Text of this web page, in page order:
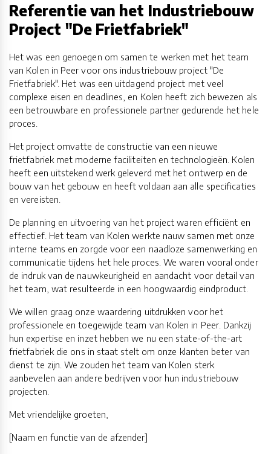
Referentie van het Industriebouw
Project "De Frietfabriek"
Het was een genoegen om samen te werken met het team
van Kolen in Peer voor ons industriebouw project "De
Frietfabriek". Het was een uitdagend project met veel
complexe eisen en deadlines, en Kolen heeft zich bewezen als
een betrouwbare en professionele partner gedurende het hele
proces.
Het project omvatte de constructie van een nieuwe
frietfabriek met moderne faciliteiten en technologieën. Kolen
heeft een uitstekend werk geleverd met het ontwerp en de
bouw van het gebouw en heeft voldaan aan alle specificaties
en vereisten.
De planning en uitvoering van het project waren efficiënt en
effectief. Het team van Kolen werkte nauw samen met onze
interne teams en zorgde voor een naadloze samenwerking en
communicatie tijdens het hele proces. We waren vooral onder
de indruk van de nauwkeurigheid en aandacht voor detail van
het team, wat resulteerde in een hoogwaardig eindproduct.
We willen graag onze waardering uitdrukken voor het
professionele en toegewijde team van Kolen in Peer. Dankzij
hun expertise en inzet hebben we nu een state-of-the-art
frietfabriek die ons in staat stelt om onze klanten beter van
dienst te zijn. We zouden het team van Kolen sterk
aanbevelen aan andere bedrijven voor hun industriebouw
projecten.
Met vriendelijke groeten,
[Naam en functie van de afzender]